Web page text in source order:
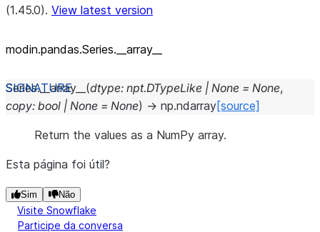
(1.45.0). View latest version
modin.pandas.Series._ array_
Series.__array__ (dtype: npt.DTypeLike | None = None,
copy: bool | None = None) → np.ndarray[source]
Return the values as a NumPy array.
Esta página foi útil?
Sim Não
Visite Snowflake
Participe da conversa